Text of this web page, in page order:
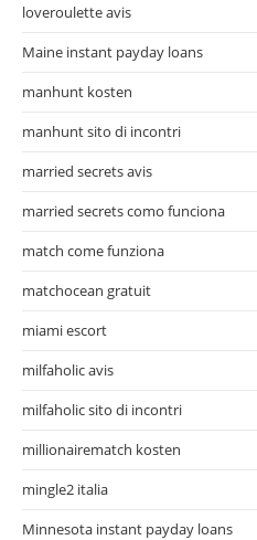
loveroulette avis
Maine instant payday loans
manhunt kosten
manhunt sito di incontri
married secrets avis
married secrets como funciona
match come funziona
matchocean gratuit
miami escort
milfaholic avis
milfaholic sito di incontri
millionairematch kosten
mingle2 italia
Minnesota instant payday loans